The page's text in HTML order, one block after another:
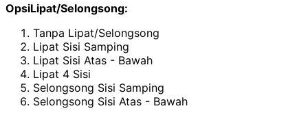
OpsiLipat/Selongsong:
Tanpa Lipat/Selongsong
Lipat Sisi Samping
Lipat Sisi Atas - Bawah
Lipat 4 Sisi
Selongsong Sisi Samping
Selongsong Sisi Atas - Bawah